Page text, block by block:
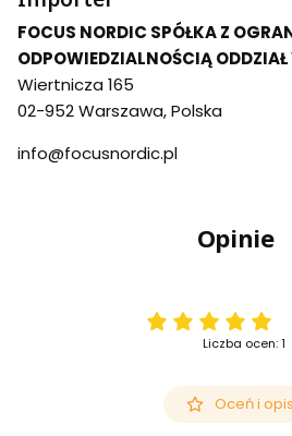
FOCUS NORDIC SPÓŁKA Z
ODPOWIEDZIALNOŚCIĄ ODDZIAŁ
Wiertnicza 165
02-952 Warszawa, Polska
info@focusnordic.pl
Opinie
Liczba ocen: 1
Oceń i